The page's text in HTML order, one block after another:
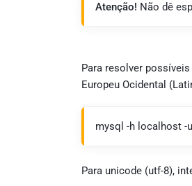
Atenção! Não dê
Para resolver
Europeu Ocidental
mysql -h localhost -
Para unicode (utf-8),